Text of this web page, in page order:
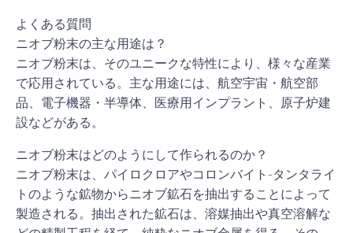
よくある質問
ニオブ粉末の主な用途は？
ニオブ粉末は、そのユニークな特性により、様々な産業
で応用されている。主な用途には、航空宇宙・航空部
品、電子機器・半導体、医療用インプラント、原子炉建
設などがある。
ニオブ粉末はどのようにして作られるのか？
ニオブ粉末は、パイロクロアやコロンバイト-タンタライ
トのような鉱物からニオブ鉱石を抽出することによって
製造される。抽出された鉱石は、溶媒抽出や真空溶解な